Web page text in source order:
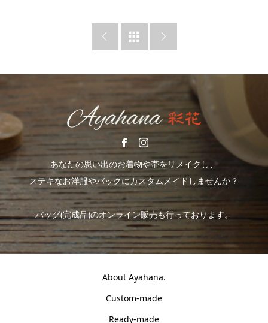
  
あなたの思い出のお着物や帯をリメイクし、
ステキなお洋服やバックにカスタムメイドしませんか？
バッグ(完成品)のオンライン販売も行っております。
About Ayahana.
Custom-made
Ready-made